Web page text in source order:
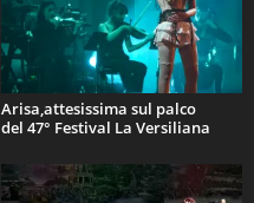
Arisa,attesissima sul palco
del 47° Festival La Versiliana